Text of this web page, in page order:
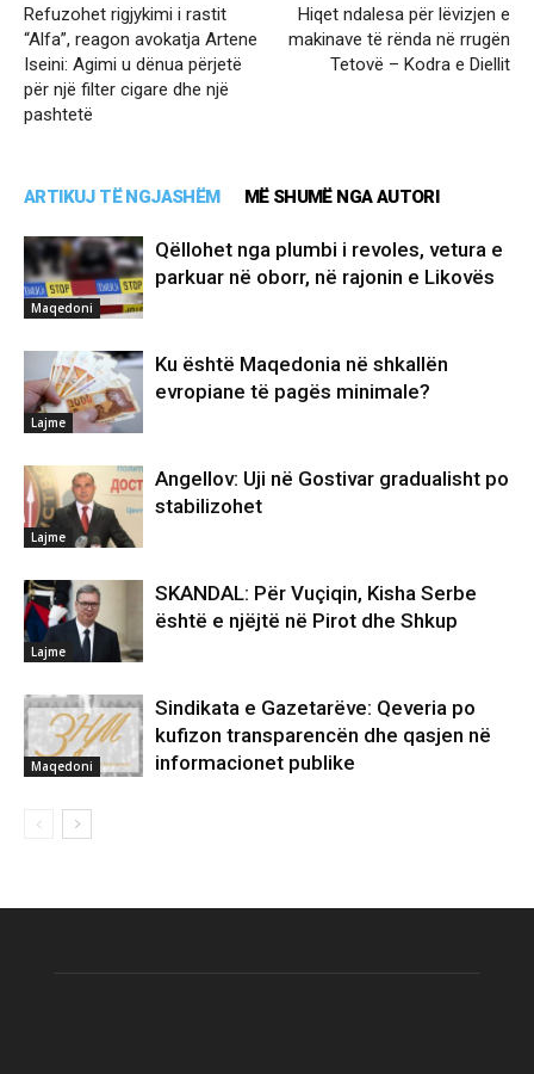
Refuzohet rigjykimi i rastit
“Alfa”, reagon avokatja Artene
Iseini: Agimi u dënua përjetë
për një filter cigare dhe një
pashtetë
Hiqet ndalesa për lëvizjen e
makinave të rënda në rrugën
Tetovë – Kodra e Diellit
ARTIKUJ TË NGJASHËM MË SHUMË NGA AUTORI
Maqedoni
Qëllohet nga plumbi i revoles, vetura e
parkuar në oborr, në rajonin e Likovës
Lajme
Ku është Maqedonia në shkallën
evropiane të pagës minimale?
Lajme
Angellov: Uji në Gostivar gradualisht po
stabilizohet
Lajme
SKANDAL: Për Vuçiqin, Kisha Serbe
është e njëjtë në Pirot dhe Shkup
Maqedoni
Sindikata e Gazetarëve: Qeveria po
kufizon transparencën dhe qasjen në
informacionet publike